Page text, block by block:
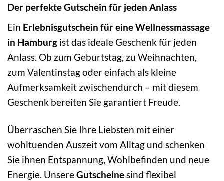
Der perfekte Gutschein für jeden Anlass
Ein Erlebnisgutschein für eine Wellnessmassage
in Hamburg ist das ideale Geschenk für jeden
Anlass. Ob zum Geburtstag, zu Weihnachten,
zum Valentinstag oder einfach als kleine
Aufmerksamkeit zwischendurch – mit diesem
Geschenk bereiten Sie garantiert Freude.
Überraschen Sie Ihre Liebsten mit einer
wohltuenden Auszeit vom Alltag und schenken
Sie ihnen Entspannung, Wohlbefinden und neue
Energie. UnsereGutscheinesind flexibel